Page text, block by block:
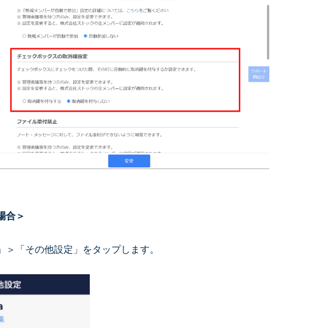
合＞
「その他設定」をタップします。